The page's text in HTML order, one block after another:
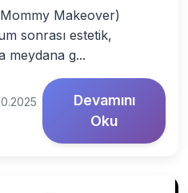
Makeover)
sonrası estetik,
meydana g...
Devamını
Oku